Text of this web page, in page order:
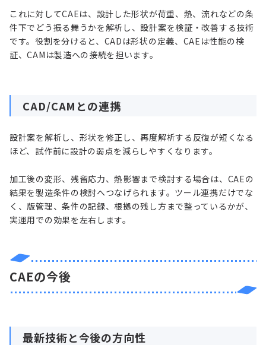
これに対してCAEは、設計した形状が荷重、熱、流れなどの条
件下でどう振る舞うかを解析し、設計案を検証・改善する技術
です。役割を分けると、CADは形状の定義、CAEは性能の検
証、CAMは製造への接続を担います。
CAD/CAMとの連携
設計案を解析し、形状を修正し、再度解析する反復が短くなる
ほど、試作前に設計の弱点を減らしやすくなります。
加工後の変形、残留応力、熱影響まで検討する場合は、CAEの
結果を製造条件の検討へつなげられます。ツール連携だけでな
く、版管理、条件の記録、根拠の残し方まで整っているかが、
実運用での効果を左右します。
CAEの今後
最新技術と今後の方向性